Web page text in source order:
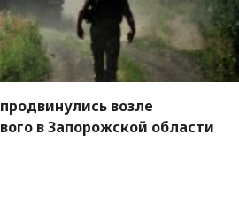
возле
в Запорожской области